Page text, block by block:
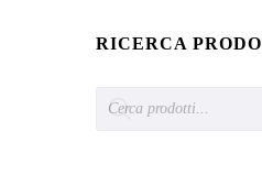
RICERCA
search